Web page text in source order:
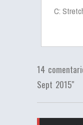
C:
14
Sept 2015"